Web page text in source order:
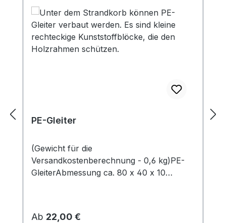
PE-Gleiter
(Gewicht für die
Versandkostenberechnung - 0,6 kg)PE-
GleiterAbmessung ca. 80 x 40 x 10
Regulärer Preis:
Ab 22,00 €